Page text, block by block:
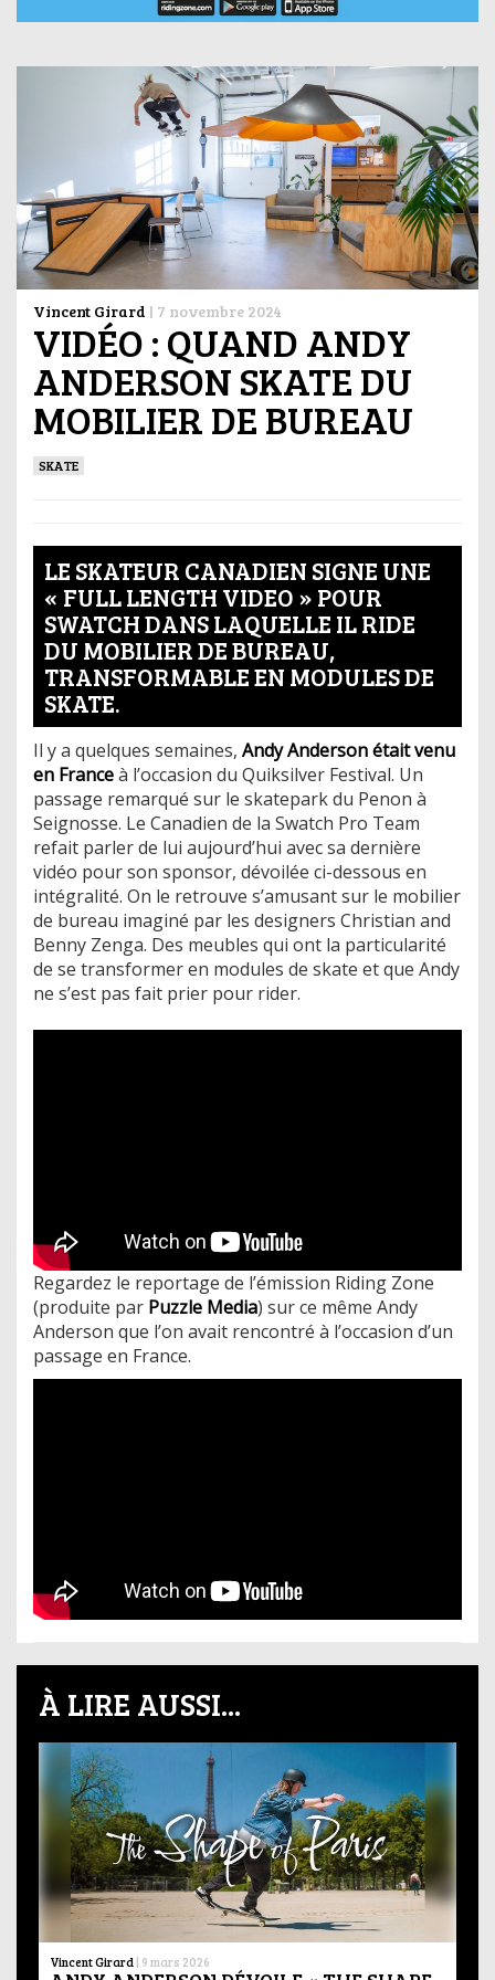
Vincent Girard | 7 novembre 2024
VIDÉO : QUAND ANDY
ANDERSON SKATE DU
MOBILIER DE BUREAU
SKATE
LE SKATEUR CANADIEN SIGNE UNE
« FULL LENGTH VIDEO » POUR
SWATCH DANS LAQUELLE IL RIDE
DU MOBILIER DE BUREAU,
TRANSFORMABLE EN MODULES DE
SKATE.
Il y a quelques semaines, Andy Anderson était venu
en Franceà l’occasion du Quiksilver Festival. Un
passage remarqué sur le skatepark du Penon à
Seignosse. Le Canadien de la Swatch Pro Team
refait parler de lui aujourd’hui avec sa dernière
vidéo pour son sponsor, dévoilée ci-dessous en
intégralité. On le retrouve s’amusant sur le mobilier
de bureau imaginé par les designers Christian and
Benny Zenga. Des meubles qui ont la particularité
de se transformer en modules de skate et que Andy
ne s’est pas fait prier pour rider.
Regardez le reportage de l’émission Riding Zone
(produite par Puzzle Media) sur ce même Andy
Anderson que l’on avait rencontré à l’occasion d’un
passage en France.
À LIRE AUSSI...
Vincent Girard | 9 mars 2026